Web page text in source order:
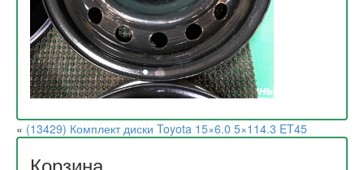
« (13429) Комплект диски Toyota 15×6.0 5×114.3 ET45